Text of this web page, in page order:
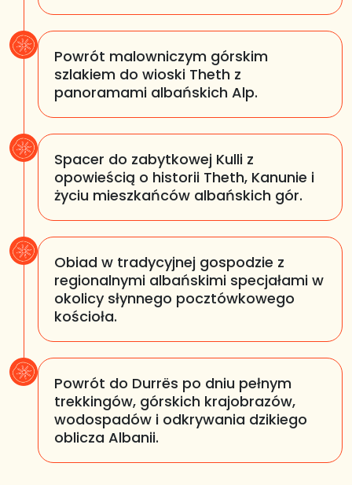
Powrót malowniczym górskim
szlakiem do wioski Theth z
panoramami albańskich Alp.
Spacer do zabytkowej Kulli z
opowieścią o historii Theth, Kanunie i
życiu mieszkańców albańskich gór.
Obiad w tradycyjnej gospodzie z
regionalnymi albańskimi specjałami w
okolicy słynnego pocztówkowego
kościoła.
Powrót do Durrës po dniu pełnym
trekkingów, górskich krajobrazów,
wodospadów i odkrywania dzikiego
oblicza Albanii.